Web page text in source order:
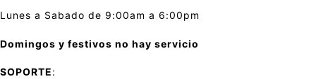
Lunes a Sabado de 9:00am a 6:00pm
Domingos y festivos no hay servicio
SOPORTE: